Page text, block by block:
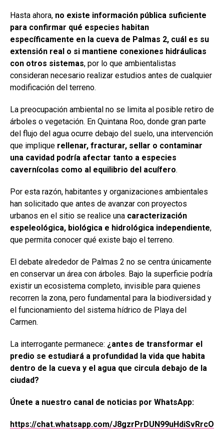
Hasta ahora, no existe información pública suficiente
para confirmar qué especies habitan
específicamente en la cueva de Palmas 2, cuál es su
extensión real o si mantiene conexiones hidráulicas
con otros sistemas, por lo que ambientalistas
consideran necesario realizar estudios antes de cualquier
modificación del terreno.
La preocupación ambiental no se limita al posible retiro de
árboles o vegetación. En Quintana Roo, donde gran parte
del flujo del agua ocurre debajo del suelo, una intervención
que implique rellenar, fracturar, sellar o contaminar
una cavidad podría afectar tanto a especies
cavernícolas como al equilibrio del acuífero.
Por esta razón, habitantes y organizaciones ambientales
han solicitado que antes de avanzar con proyectos
urbanos en el sitio se realice una caracterización
espeleológica, biológica e hidrológica independiente,
que permita conocer qué existe bajo el terreno.
El debate alrededor de Palmas 2 no se centra únicamente
en conservar un área con árboles. Bajo la superficie podría
existir un ecosistema completo, invisible para quienes
recorren la zona, pero fundamental para la biodiversidad y
el funcionamiento del sistema hídrico de Playa del
Carmen.
La interrogante permanece: ¿antes de transformar el
predio se estudiará a profundidad la vida que habita
dentro de la cueva y el agua que circula debajo de la
ciudad?
Únete a nuestro canal de noticias por WhatsApp:
https://chat.whatsapp.com/J8gzrPrDUN99uHdiSvRrcO